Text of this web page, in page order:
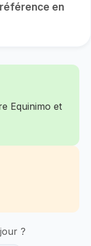
en
Equinimo et
?